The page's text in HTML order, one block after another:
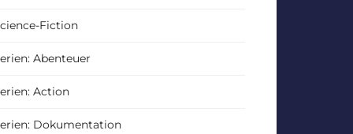
Fiction
Abenteuer
Action
Dokumentation